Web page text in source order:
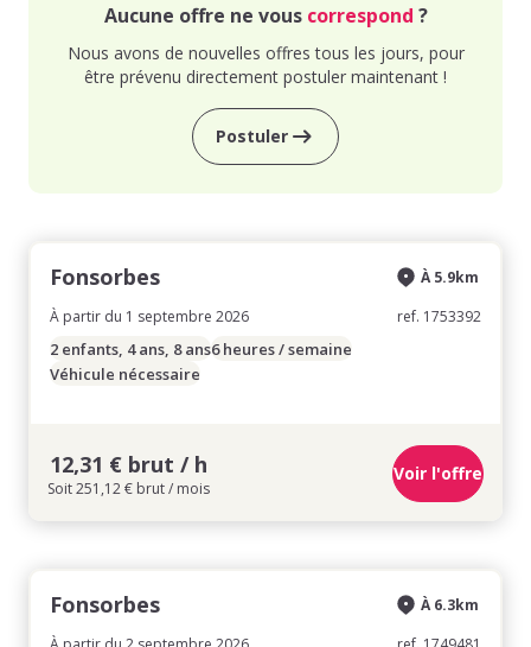
Aucune offre ne vous correspond ?
Nous avons de nouvelles offres tous les jours, pour
être prévenu directement postuler maintenant !
Postuler
Fonsorbes
À partir du 1 septembre 2026
À 5.9km
ref. 1753392
2 enfants, 4 ans, 8 ans6 heures / semaine
Véhicule nécessaire
12,31 € brut / h
Soit 251,12 € brut / mois
Voir l'offre
Fonsorbes
À 6.3km